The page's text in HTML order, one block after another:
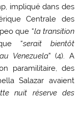
impliqué dans des
Centrale des
que “la transition
“serait bientôt
Venezuela” (4). A
paramilitaire, des
Salazar avaient
nuit réserve des